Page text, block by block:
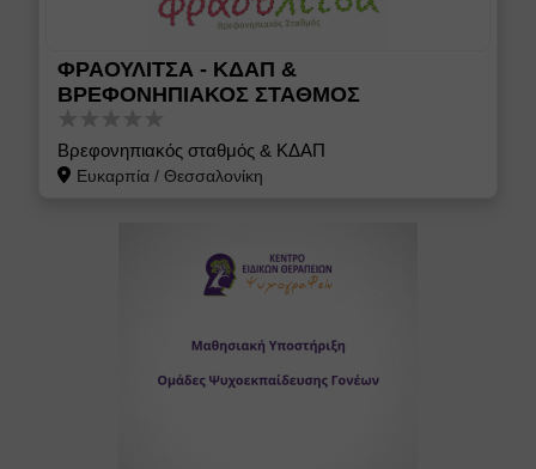
ΦΡΑΟΥΛΙΤΣΑ - ΚΔΑΠ &
ΒΡΕΦΟΝΗΠΙΑΚΟΣ ΣΤΑΘΜΟΣ
Βρεφονηπιακός σταθμός & ΚΔΑΠ
Ευκαρπία/ Θεσσαλονίκη